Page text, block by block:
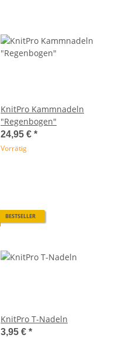
KnitPro Kammnadeln
"Regenbogen"
24,95 € *
Vorrätig
BESTSELLER
KnitPro T-Nadeln
3,95 € *